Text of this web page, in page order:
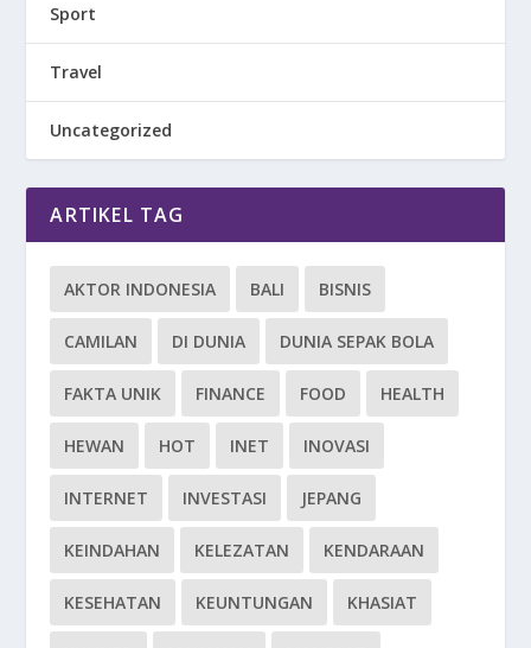
Sport
Travel
Uncategorized
ARTIKEL TAG
AKTOR INDONESIA BALI BISNIS
CAMILAN DI DUNIA DUNIA SEPAK BOLA
FAKTA UNIK FINANCE FOOD HEALTH
HEWAN HOT INET INOVASI
INTERNET INVESTASI JEPANG
KEINDAHAN KELEZATAN KENDARAAN
KESEHATAN KEUNTUNGAN KHASIAT